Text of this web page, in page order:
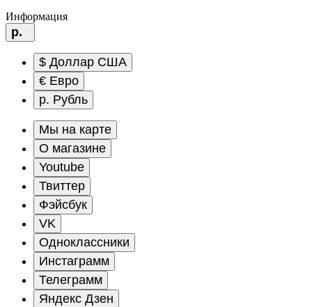
Информация
р.
$ Доллар США
€ Евро
р. Рубль
Мы на карте
О магазине
Youtube
Твиттер
Фэйсбук
VK
Одноклассники
Инстаграмм
Телеграмм
Яндекс Дзен